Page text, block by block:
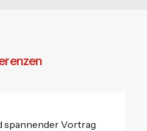
spannender Vortrag